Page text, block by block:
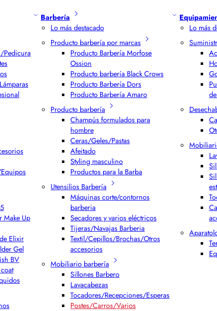
Pedicura
Make Up
Elixir
Gel
BV
Barbería
Lo más destacado
Producto barbería por marcas
Producto Barbería Morfose
Ossion
Producto barbería Black Crows
Producto Barbería Dors
Producto Barbería Amaro
Producto barbería
Champús formulados para
hombre
Ceras/Geles/Pastas
Afeitado
Styling masculino
Productos para la Barba
Utensilios Barbería
Máquinas corte/contornos
barberia
Secadores y varios eléctricos
Tijeras/Navajas Barberia
Textil/Cepillos/Brochas/Otros
accesorios
Mobiliario barbería
Sillones Barbero
Lavacabezas
Tocadores/Recepciones/Esperas
Postes/Carros/Varios
Lo más